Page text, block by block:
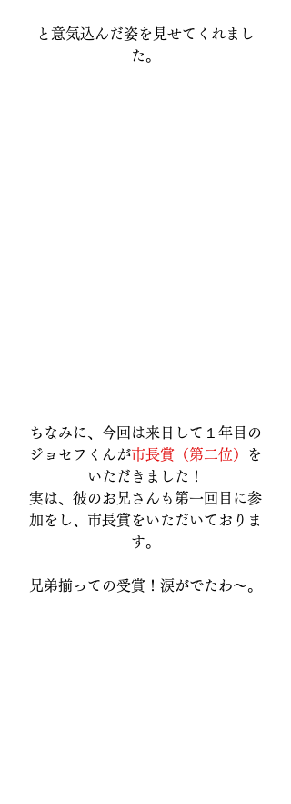
と意気込んだ姿を見せてくれまし
た。
ちなみに、今回は来日して１年目の
ジョセフくんが市長賞（第二位）
を
いただきました！
実は、彼のお兄さんも第一回目に参
加をし、市長賞をいただいておりま
す。
兄弟揃っての受賞！涙がでたわ〜。